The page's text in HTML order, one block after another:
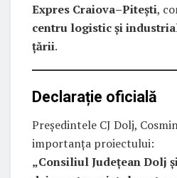
Expres Craiova–Pitești,
centru logistic și
țării.
Declarație oficială
Președintele CJ Dolj,
importanța proiectului:
„Consiliul Judeţean Dolj